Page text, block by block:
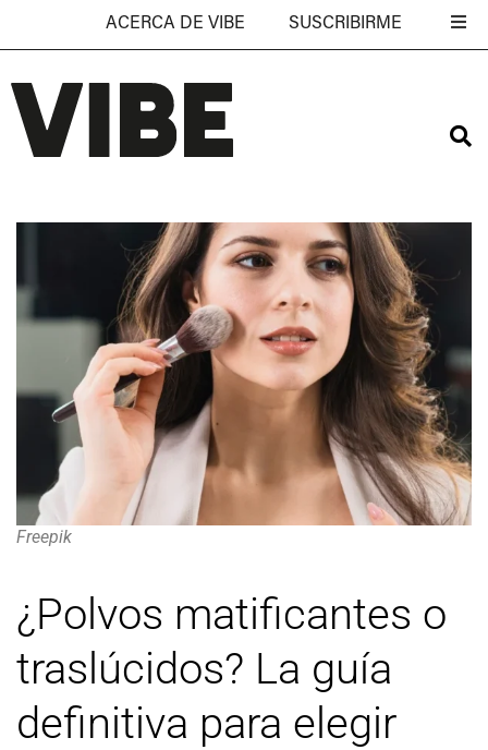
ACERCA DE VIBE SUSCRIBIRME
Freepik
¿Polvos matificantes o
traslúcidos? La guía
definitiva para elegir